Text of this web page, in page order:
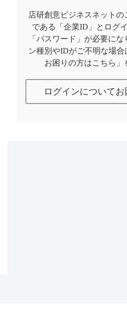
店研創意ビジネスネット
である「企業ID」とログ
「パスワード」が必要に
ン種別やIDがご不明な場
お困りの方はこちら」
ログインについて